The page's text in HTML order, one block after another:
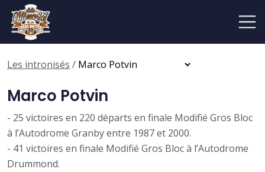
Les intronisés /
Marco Potvin
- 25 victoires en 220 départs en finale Modifié Gros Bloc
à l’Autodrome Granby entre 1987 et 2000.
- 41 victoires en finale Modifié Gros Bloc à l’Autodrome
Drummond.